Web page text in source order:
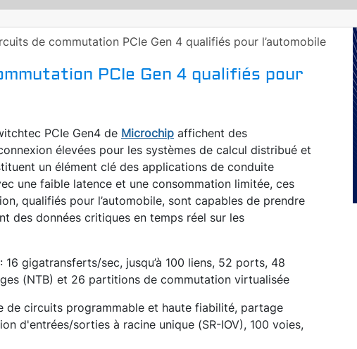
de commutation PCIe Gen 4 qualifiés pour l’automobile
PCIe Gen 4 qualifiés pour
PCIe Gen4 de Microchip affichent des
élevées pour les systèmes de calcul distribué et
un élément clé des applications de conduite
une faible latence et une consommation limitée, ces
qualifiés pour l’automobile, sont capables de prendre
des données critiques en temps réel sur les
16 gigatransferts/sec, jusqu’à 100 liens, 52 ports, 48
(NTB) et 26 partitions de commutation virtualisée
de circuits programmable et haute fiabilité, partage
d'entrées/sorties à racine unique (SR-IOV), 100 voies,